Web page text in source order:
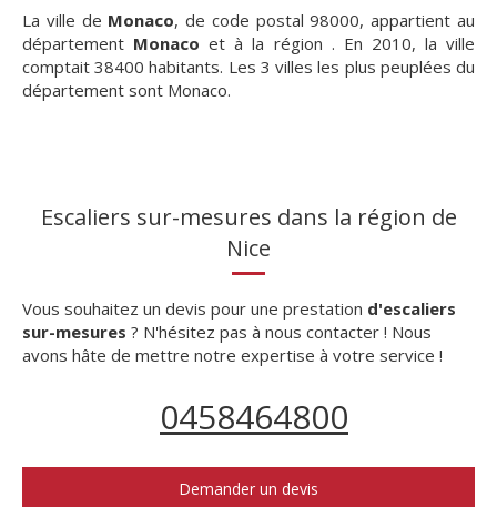
La ville de Monaco, de code postal 98000, appartient au
département Monaco et à la région . En 2010, la ville
comptait 38400 habitants. Les 3 villes les plus peuplées du
département sont Monaco.
Escaliers sur-mesures dans la région de
Nice
Vous souhaitez un devis pour une prestation d'escaliers
sur-mesures ? N'hésitez pas à nous contacter ! Nous
avons hâte de mettre notre expertise à votre service !
0458464800
Demander un devis